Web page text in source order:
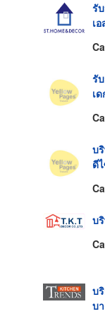
รั
เ
รั
เ
บ
ดี
บ
บ
บ